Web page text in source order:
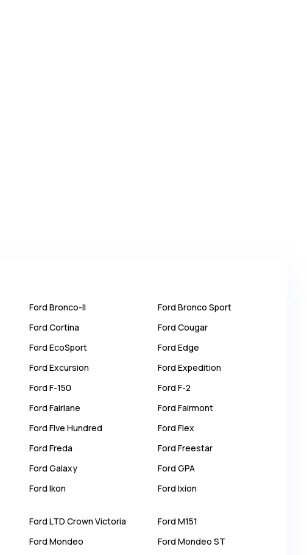
Ford Bronco-II Ford Bronco Sport
Ford Cortina Ford Cougar
Ford EcoSport Ford Edge
Ford Excursion Ford Expedition
Ford F-150 Ford F-2
Ford Fairlane Ford Fairmont
Ford Five Hundred Ford Flex
Ford Freda Ford Freestar
Ford Galaxy Ford GPA
Ford Ikon Ford Ixion
Ford LTD Crown Victoria Ford M151
Ford Mondeo Ford Mondeo ST